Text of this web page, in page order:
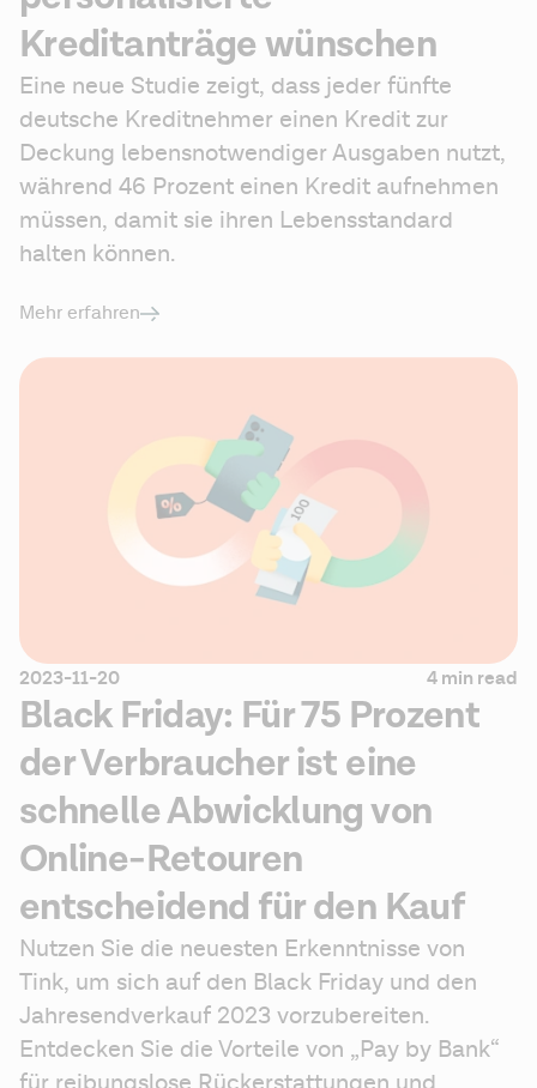
Kreditanträge wünschen
Eine neue Studie zeigt, dass jeder fünfte
deutsche Kreditnehmer einen Kredit zur
Deckung lebensnotwendiger Ausgaben nutzt,
während 46 Prozent einen Kredit aufnehmen
müssen, damit sie ihren Lebensstandard
halten können.
Mehr erfahren
2023-11-20 4 min read
Black Friday: Für 75 Prozent
der Verbraucher ist eine
schnelle Abwicklung von
Online-Retouren
entscheidend für den Kauf
Nutzen Sie die neuesten Erkenntnisse von
Tink, um sich auf den Black Friday und den
Jahresendverkauf 2023 vorzubereiten.
Entdecken Sie die Vorteile von „Pay by Bank“